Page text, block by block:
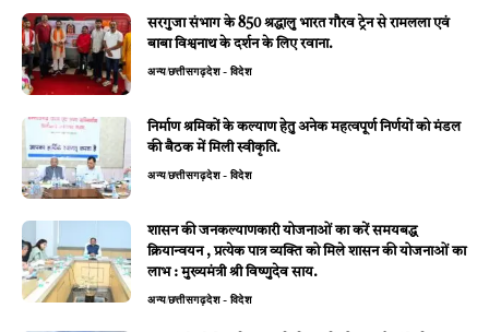
सरगुजा संभाग के 850 श्रद्धालु भारत गौरव ट्रेन से रामलला एवं
बाबा विश्वनाथ के दर्शन के लिए रवाना.
अन्यछत्तीसगढ़देश - विदेश
निर्माण श्रमिकों के कल्याण हेतु अनेक महत्वपूर्ण निर्णयों को मंडल
की बैठक में मिली स्वीकृति.
अन्यछत्तीसगढ़देश - विदेश
शासन की जनकल्याणकारी योजनाओं का करें समयबद्ध
क्रियान्वयन , प्रत्येक पात्र व्यक्ति को मिले शासन की योजनाओं का
लाभ : मुख्यमंत्री श्री विष्णुदेव साय.
अन्यछत्तीसगढ़देश - विदेश